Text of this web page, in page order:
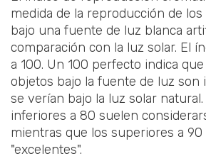
medida de la reproducción de
bajo una fuente de luz blanca
comparación con la luz solar. El
a 100. Un 100 perfecto indica
objetos bajo la fuente de luz son
se verían bajo la luz solar natural.
inferiores a 80 suelen
mientras que los superiores a 90
"excelentes".